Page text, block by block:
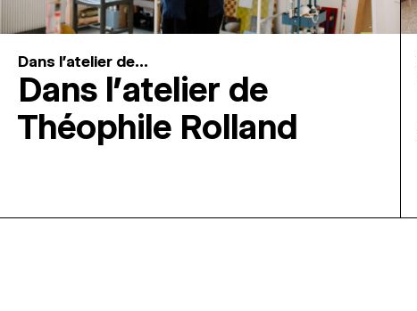
Dans l'atelier de...
Dans l’atelier de
Théophile Rolland